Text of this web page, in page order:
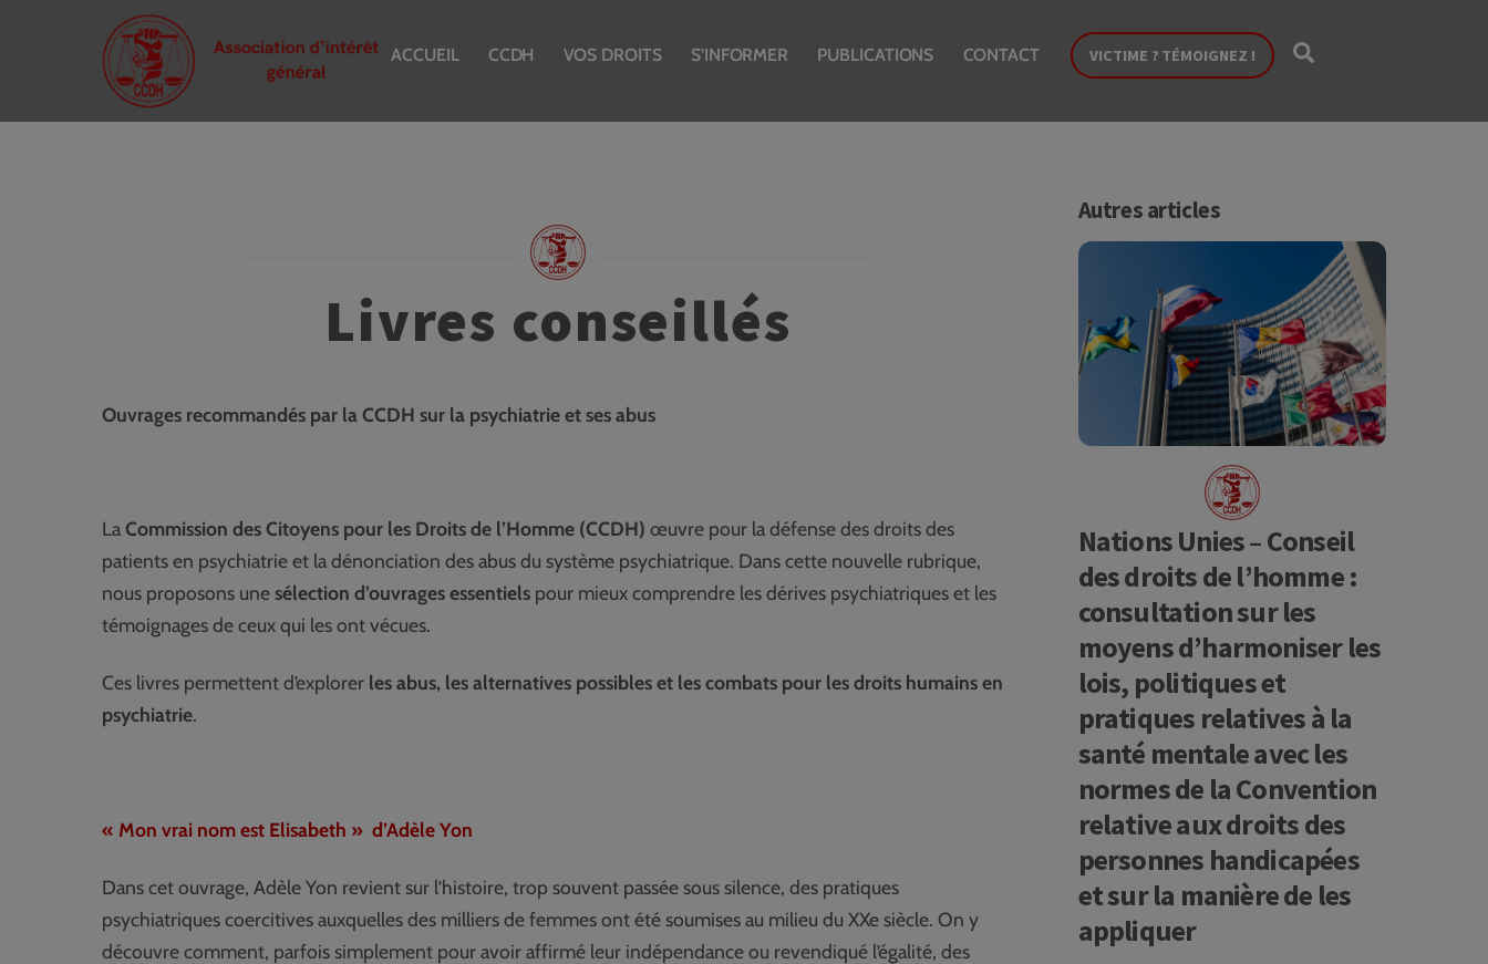
ACCUEIL CCDH VOS DROITS S’INFORMER PUBLICATIONS CONTACT VICTIME ? TÉMOIGNEZ !
Livres conseillés
Ouvrages recommandés par la CCDH sur la psychiatrie et ses abus
LaCommission des Citoyens pour les Droits de l’Homme (CCDH) œuvre pour la défense des droits des
patients en psychiatrie et la dénonciation des abus du système psychiatrique. Dans cette nouvelle rubrique,
nous proposons unesélection d’ouvrages essentiels pour mieux comprendre les dérives psychiatriques et les
témoignages de ceux qui les ont vécues.
Ces livres permettent d’explorer les abus, les alternatives possibles et les combats pour les droits humains en
psychiatrie.
« Mon vrai nom est Elisabeth » d’Adèle Yon
Dans cet ouvrage, Adèle Yon revient sur l’histoire, trop souvent passée sous silence, des pratiques
psychiatriques coercitives auxquelles des milliers de femmes ont été soumises au milieu du XXe siècle. On y
découvre comment, parfois simplement pour avoir affirmé leur indépendance ou revendiqué l’égalité, des
Autres articles
Nations Unies – Conseil
des droits de l’homme :
consultation sur les
moyens d’harmoniser les
lois, politiques et
pratiques relatives à la
santé mentale avec les
normes de la Convention
relative aux droits des
personnes handicapées
et sur la manière de les
appliquer